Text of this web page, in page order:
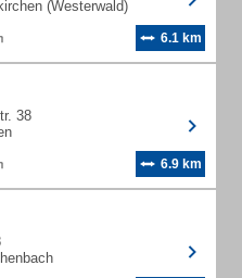
(Westerwald)
6.1 km
38
6.9 km